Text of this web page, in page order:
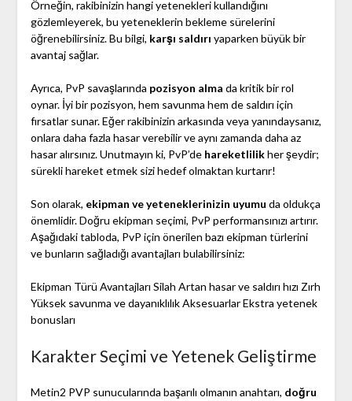
Örneğin, rakibinizin hangi yetenekleri kullandığını
gözlemleyerek, bu yeteneklerin bekleme sürelerini
öğrenebilirsiniz. Bu bilgi, karşı saldırı yaparken büyük bir
avantaj sağlar.
Ayrıca, PvP savaşlarında pozisyon alma da kritik bir rol
oynar. İyi bir pozisyon, hem savunma hem de saldırı için
fırsatlar sunar. Eğer rakibinizin arkasında veya yanındaysanız,
onlara daha fazla hasar verebilir ve aynı zamanda daha az
hasar alırsınız. Unutmayın ki, PvP’de hareketlilikher şeydir;
sürekli hareket etmek sizi hedef olmaktan kurtarır!
Son olarak, ekipman ve yeteneklerinizin uyumu da oldukça
önemlidir. Doğru ekipman seçimi, PvP performansınızı artırır.
Aşağıdaki tabloda, PvP için önerilen bazı ekipman türlerini
ve bunların sağladığı avantajları bulabilirsiniz:
Ekipman Türü Avantajları Silah Artan hasar ve saldırı hızı Zırh
Yüksek savunma ve dayanıklılık Aksesuarlar Ekstra yetenek
bonusları
Karakter Seçimi ve Yetenek Geliştirme
Metin2 PVP sunucularında başarılı olmanın anahtarı, doğru